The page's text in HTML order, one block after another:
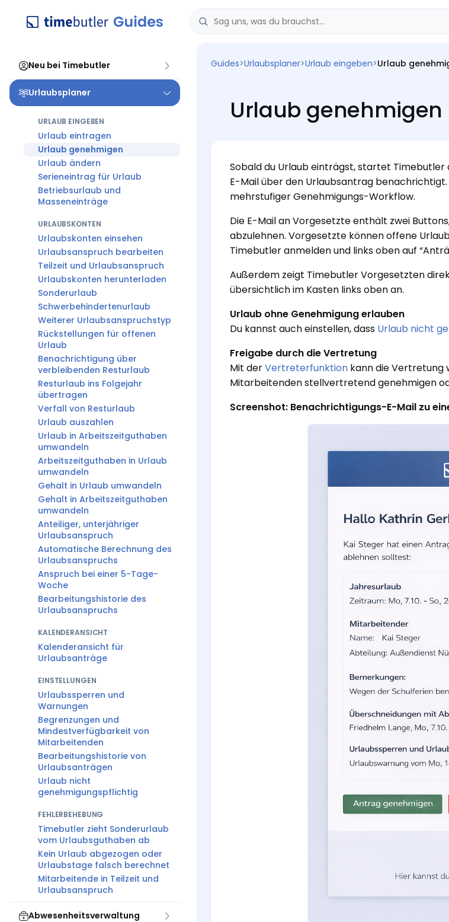
Neu bei Timebutler
Urlaubsplaner
URLAUB EINGEBEN
Urlaub eintragen
Urlaub genehmigen
Urlaub ändern
Serieneintrag für Urlaub
Betriebsurlaub und
Masseneinträge
URLAUBSKONTEN
Urlaubskonten einsehen
Urlaubsanspruch bearbeiten
Teilzeit und Urlaubsanspruch
Urlaubskonten herunterladen
Sonderurlaub
Schwerbehindertenurlaub
Weiterer Urlaubsanspruchstyp
Rückstellungen für offenen
Urlaub
Benachrichtigung über
verbleibenden Resturlaub
Resturlaub ins Folgejahr
übertragen
Verfall von Resturlaub
Urlaub auszahlen
Urlaub in Arbeitszeitguthaben
umwandeln
Arbeitszeitguthaben in Urlaub
umwandeln
Gehalt in Urlaub umwandeln
Gehalt in Arbeitszeitguthaben
umwandeln
Anteiliger, unterjähriger
Urlaubsanspruch
Automatische Berechnung des
Urlaubsanspruchs
Anspruch bei einer 5-Tage-
Woche
Bearbeitungshistorie des
Urlaubsanspruchs
KALENDERANSICHT
Kalenderansicht für
Urlaubsanträge
EINSTELLUNGEN
Urlaubssperren und
Warnungen
Begrenzungen und
Mindestverfügbarkeit von
Mitarbeitenden
Bearbeitungshistorie von
Urlaubsanträgen
Urlaub nicht
genehmigungspflichtig
FEHLERBEHEBUNG
Timebutler zieht Sonderurlaub
vom Urlaubsguthaben ab
Kein Urlaub abgezogen oder
Urlaubstage falsch berechnet
Mitarbeitende in Teilzeit und
Urlaubsanspruch
Abwesenheitsverwaltung
Guides>Urlaubsplaner>Urlaub eingeben>Urlaub
Urlaub genehmigen
Sobald du Urlaub einträgst, startet
E-Mail über den Urlaubsantrag
mehrstufiger Genehmigungs-Workflow.
Die E-Mail an Vorgesetzte enthält zwei
abzulehnen. Vorgesetzte können offene
Timebutler anmelden und links oben auf
Außerdem zeigt Timebutler Vorgesetzten
übersichtlich im Kasten links oben an.
Urlaub ohne Genehmigung erlauben
Du kannst auch einstellen, dass Urlaub nicht
Freigabe durch die Vertretung
Mit derVertreterfunktion kann die Vertretung
Mitarbeitenden stellvertretend genehmigen
Screenshot: Benachrichtigungs-E-Mail zu